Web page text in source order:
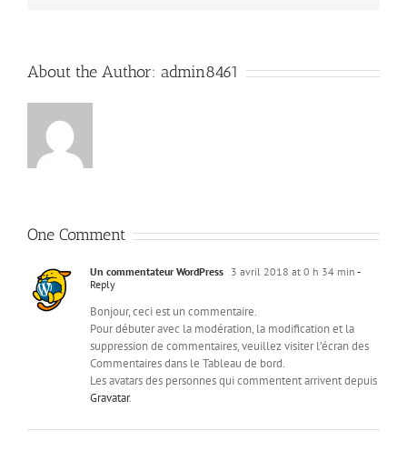
About the Author: admin8461
One Comment
Un commentateur WordPress 3 avril 2018 at 0 h 34 min -
Reply
Bonjour, ceci est un commentaire.
Pour débuter avec la modération, la modification et la
suppression de commentaires, veuillez visiter l’écran des
Commentaires dans le Tableau de bord.
Les avatars des personnes qui commentent arrivent depuis
Gravatar.